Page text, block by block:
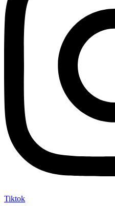
Tiktok